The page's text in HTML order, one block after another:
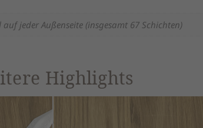
jeder Außenseite (insgesamt 67 Schichten)
Highlights